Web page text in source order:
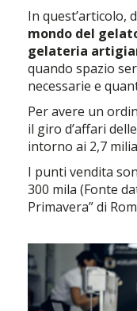
In quest’articolo,
mondo del
gelateria
quando spazio
necessarie e
Per avere un
il giro d’affari
intorno ai 2,7
I punti vendita
300 mila (Fonte
Primavera” di